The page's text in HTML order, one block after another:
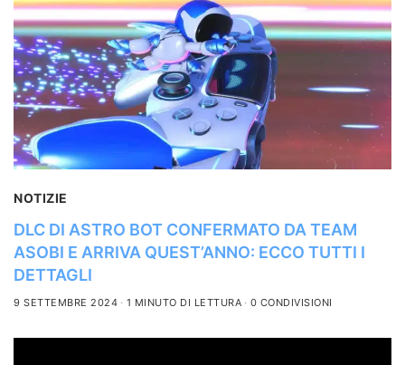
NOTIZIE
DLC DI ASTRO BOT CONFERMATO DA TEAM
ASOBI E ARRIVA QUEST’ANNO: ECCO TUTTI I
DETTAGLI
9 SETTEMBRE 2024 1 MINUTO DI LETTURA 0 CONDIVISIONI